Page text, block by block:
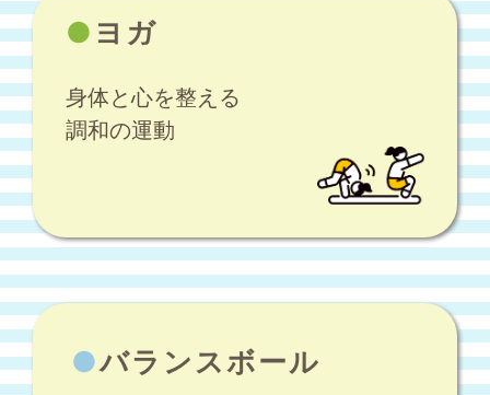
● ヨガ
身体と心を整える
調和の運動
●バランスボール